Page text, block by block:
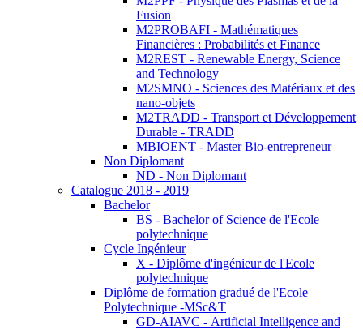
Fusion
M2PROBAFI - Mathématiques
Financières : Probabilités et Finance
M2REST - Renewable Energy, Science
and Technology
M2SMNO - Sciences des Matériaux et des
nano-objets
M2TRADD - Transport et Développement
Durable - TRADD
MBIOENT - Master Bio-entrepreneur
Non Diplomant
ND - Non Diplomant
Catalogue 2018 - 2019
Bachelor
BS - Bachelor of Science de l'Ecole
polytechnique
Cycle Ingénieur
X - Diplôme d'ingénieur de l'Ecole
polytechnique
Diplôme de formation gradué de l'Ecole
Polytechnique -MSc&T
GD-AIAVC - Artificial Intelligence and